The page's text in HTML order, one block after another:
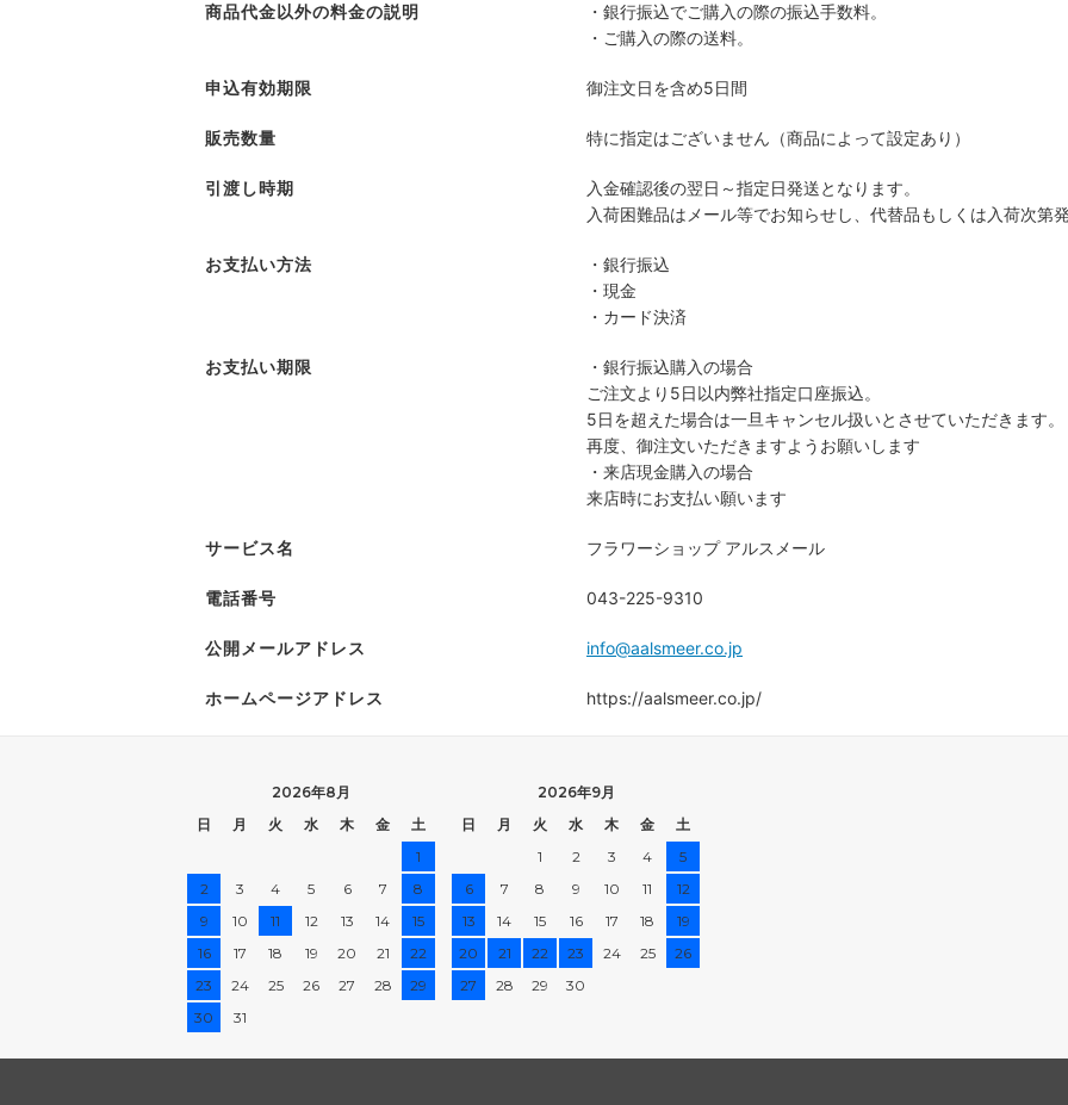
商品代金以外の料金の説明
・銀行振込でご購入の際の振込手数料。
・ご購入の際の送料。
申込有効期限 御注文日を含め5日間
販売数量 特に指定はございません（商品によって設定あり）
引渡し時期
入金確認後の翌日～指定日発送となります。
入荷困難品はメール等でお知らせし、代替品もしくは入荷次第
お支払い方法
・銀行振込
・現金
・カード決済
お支払い期限
・銀行振込購入の場合
ご注文より5日以内弊社指定口座振込。
5日を超えた場合は一旦キャンセル扱いとさせていただきます。
再度、御注文いただきますようお願いします
・来店現金購入の場合
来店時にお支払い願います
サービス名 フラワーショップ アルスメール
電話番号 043-225-9310
公開メールアドレス info@aalsmeer.co.jp
ホームページアドレス https://aalsmeer.co.jp/
2026年8月
日
月 火 水 木 金
土
1
2
3 4 5 6 7
8
9
10 11 12 13 14
15
16
17 18 19 20 21
22
23
24 25 26 27 28
29
30
31
2026年9月
日
月 火 水 木 金
土
1
2 3 4
5
6
7 8 9 10 11
12
13
14 15 16 17 18
19
20
21 22 23 24 25
26
27
28 29 30